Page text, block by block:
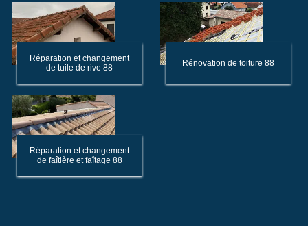
Réparation et changement
de tuile de rive 88
Rénovation de toiture 88
Réparation et changement
de faîtière et faîtage 88